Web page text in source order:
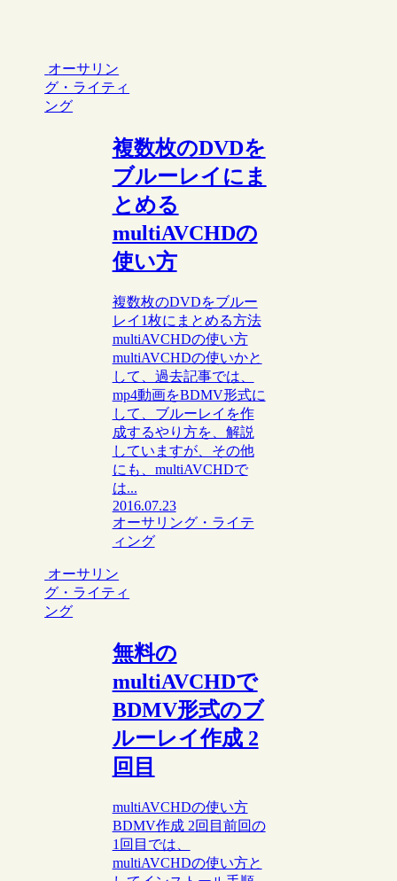
オーサリン
グ・ライティ
ング
複数枚のDVDを
ブルーレイにま
とめる
multiAVCHDの
使い方
複数枚のDVDをブルー
レイ1枚にまとめる方法
multiAVCHDの使い方
multiAVCHDの使いかと
して、過去記事では、
mp4動画をBDMV形式に
して、ブルーレイを作
成するやり方を、解説
していますが、その他
にも、multiAVCHDで
は...
2016.07.23
オーサリング・ライテ
ィング
オーサリン
グ・ライティ
ング
無料の
multiAVCHDで
BDMV形式のブ
ルーレイ作成 2
回目
multiAVCHDの使い方
BDMV作成 2回目前回の
1回目では、
multiAVCHDの使い方と